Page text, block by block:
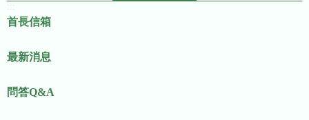
首長信箱
最新消息
問答Q&A